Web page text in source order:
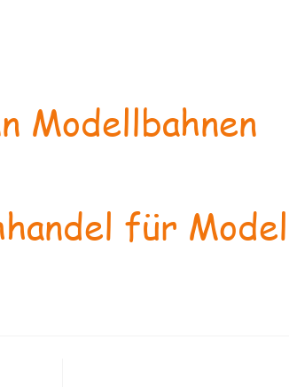
Modellbahnen
für